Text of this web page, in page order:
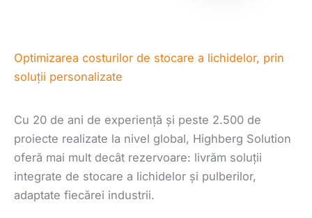
Optimizarea costurilor de stocare a lichidelor, prin
soluții personalizate
Cu 20 de ani de experiență și peste 2.500 de
proiecte realizate la nivel global, Highberg Solution
oferă mai mult decât rezervoare: livrăm soluții
integrate de stocare a lichidelor și pulberilor,
adaptate fiecărei industrii.